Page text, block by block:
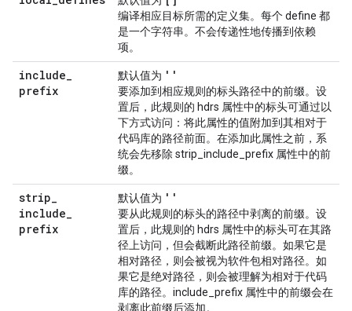
编译相应目标所需的定义集。每个 define 都
是一个字符串。不会传递性地传播到依赖
项。
include_
prefix
默认值为 ''
要添加到相应规则的标头路径中的前缀。设
置后，此规则的 hdrs 属性中的标头可通过以
下方式访问：将此属性的值附加到其相对于
代码库的路径前面。在添加此属性之前，系
统会先移除 strip_include_prefix 属性中的前
缀。
strip_
include_
prefix
默认值为 ''
要从此规则的标头的路径中剥离的前缀。设
置后，此规则的 hdrs 属性中的标头可在其路
径上访问，但会截断此路径前缀。如果它是
相对路径，则会被视为软件包相对路径。如
果它是绝对路径，则会被理解为相对于代码
库的路径。include_prefix 属性中的前缀会在
剥离此前缀后添加。